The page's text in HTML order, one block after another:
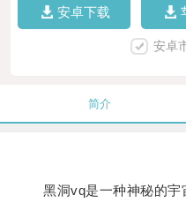
安卓下载
安卓
简介
黑洞vq是一种神秘的宇